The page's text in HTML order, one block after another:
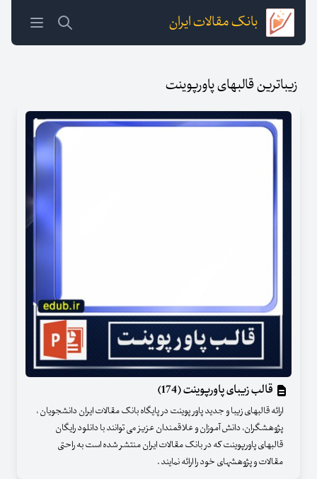
بانک مقالات ایران
زیباترین قالبهای پاورپوینت
قالب زیبای پاورپوینت (174)
ارائه قالبهای زیبا و جدید پاور پوینت در پایگاه بانک مقالات ایران دانشجویان ،
پژوهشگران، دانش آموزان و علاقمندان عزیز می توانند با دانلود رایگان
قالبهای پاورپوینت که در بانک مقالات ایران منتشر شده است به راحتی
مقالات و پژوهشهای خود را ارائه نمایند .